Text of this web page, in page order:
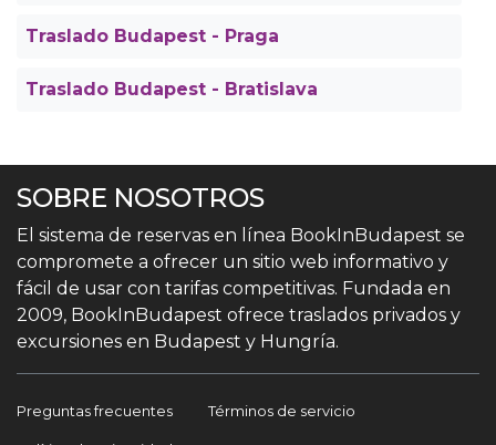
Traslado Budapest - Praga
Traslado Budapest - Bratislava
SOBRE NOSOTROS
El sistema de reservas en línea BookInBudapest se
compromete a ofrecer un sitio web informativo y
fácil de usar con tarifas competitivas. Fundada en
2009, BookInBudapest ofrece traslados privados y
excursiones en Budapest y Hungría.
Preguntas frecuentes Términos de servicio